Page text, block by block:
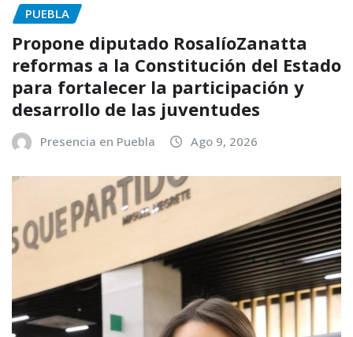
PUEBLA
Propone diputado RosalíoZanatta
reformas a la Constitución del Estado
para fortalecer la participación y
desarrollo de las juventudes
Presencia en Puebla Ago 9, 2026